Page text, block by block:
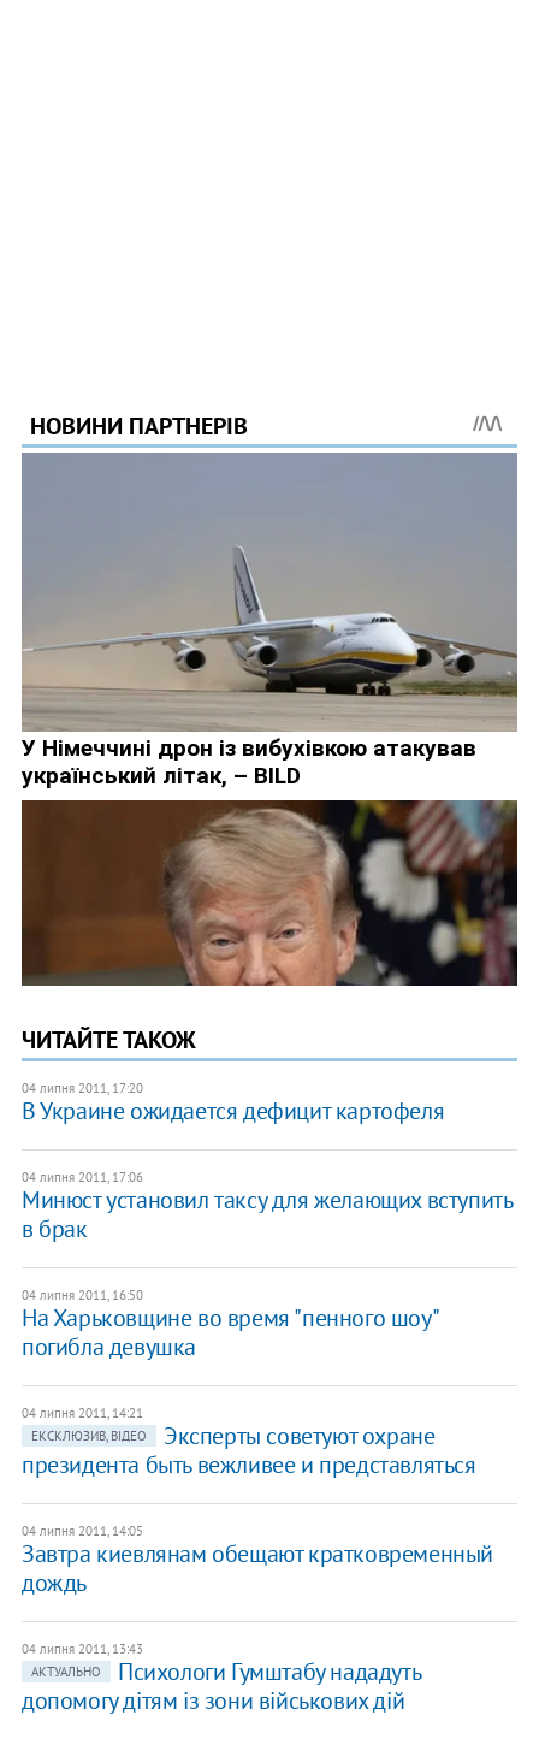
ЧИТАЙТЕ ТАКОЖ
04 липня 2011, 17:20
В ​Украине ожидается дефицит картофеля
04 липня 2011, 17:06
​Минюст установил таксу для желающих вступить
в брак
04 липня 2011, 16:50
На Харьковщине во время "пенного шоу"
погибла девушка
04 липня 2011, 14:21
ЕКСКЛЮЗИВ, ВІДЕО
Эксперты советуют охране
президента быть вежливее и представляться
04 липня 2011, 14:05
Завтра киевлянам обещают кратковременный
дождь
04 липня 2011, 13:43
АКТУАЛЬНО
Психологи Гумштабу нададуть
допомогу дітям із зони військових дій